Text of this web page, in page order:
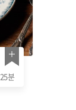
25분